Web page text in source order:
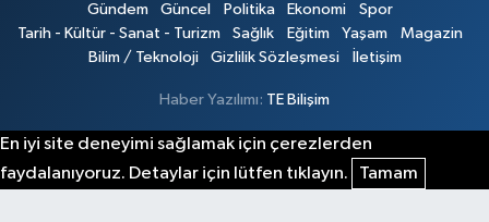
Gündem Güncel Politika Ekonomi
Spor
Tarih - Kültür - Sanat - Turizm
Sağlık Eğitim Yaşam
Magazin
Bilim / Teknoloji
Gizlilik Sözleşmesi İletişim
Haber Yazılımı: TE Bilişim
En iyi site deneyimi sağlamak için çerezlerden
faydalanıyoruz. Detaylar için lütfen tıklayın.
Tamam